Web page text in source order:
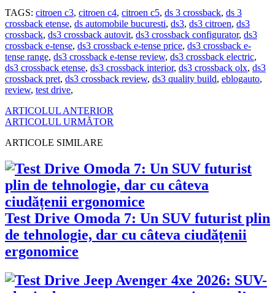
TAGS: citroen c3, citroen c4, citroen c5, ds 3 crossback, ds 3
crossback etense, ds automobile bucuresti, ds3, ds3 citroen, ds3
crossback, ds3 crossback autovit, ds3 crossback configurator, ds3
crossback e-tense, ds3 crossback e-tense price, ds3 crossback e-
tense range, ds3 crossback e-tense review, ds3 crossback electric,
ds3 crossback etense, ds3 crossback interior, ds3 crossback olx, ds3
crossback pret, ds3 crossback review, ds3 quality build, eblogauto,
review, test drive,
ARTICOLUL ANTERIOR
ARTICOLUL URMĂTOR
ARTICOLE SIMILARE
Test Drive Omoda 7: Un SUV futurist plin
de tehnologie, dar cu câteva ciudățenii
ergonomice